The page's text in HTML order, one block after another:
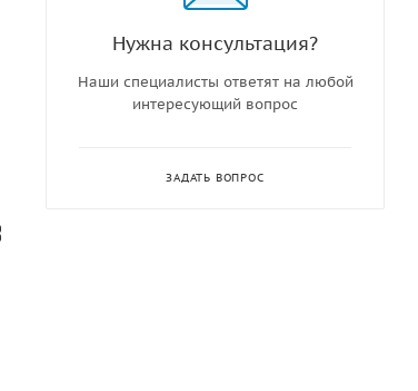
Нужна консультация?
Наши специалисты ответят на любой
интересующий вопрос
ЗАДАТЬ ВОПРОС